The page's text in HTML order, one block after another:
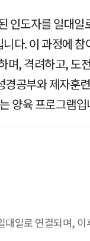
도자를 일대
다. 이 과정에
, 격려하고, 도
공부와 제자훈
양육 프로그램입
일로 연결되며,